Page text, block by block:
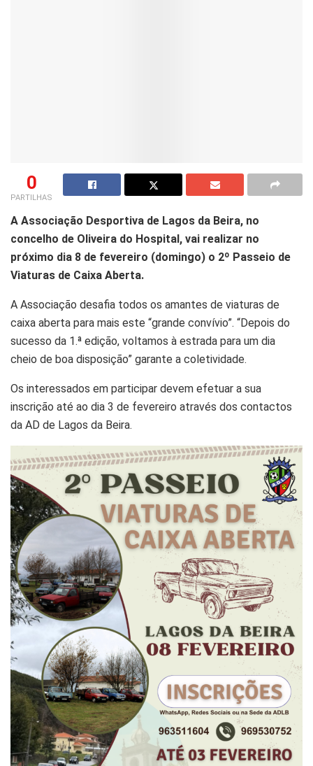
0
PARTILHAS
A Associação Desportiva de Lagos da Beira, no
concelho de Oliveira do Hospital, vai realizar no
próximo dia 8 de fevereiro (domingo) o 2º Passeio de
Viaturas de Caixa Aberta.
A Associação desafia todos os amantes de viaturas de
caixa aberta para mais este “grande convívio”. “Depois do
sucesso da 1.ª edição, voltamos à estrada para um dia
cheio de boa disposição” garante a coletividade.
Os interessados em participar devem efetuar a sua
inscrição até ao dia 3 de fevereiro através dos contactos
da AD de Lagos da Beira.